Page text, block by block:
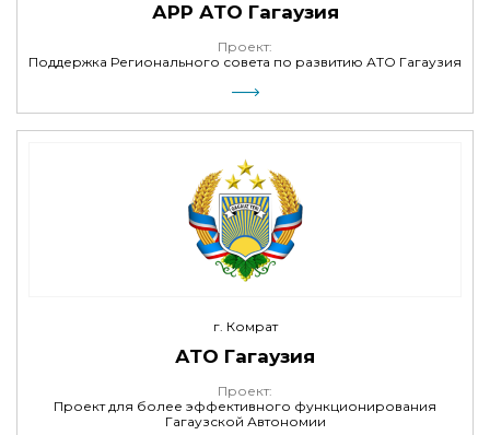
АРР АТО Гагаузия
Проект:
Поддержка Регионального совета по развитию АТО Гагаузия
г. Комрат
АТО Гагаузия
Проект:
Проект для более эффективного функционирования
Гагаузской Автономии